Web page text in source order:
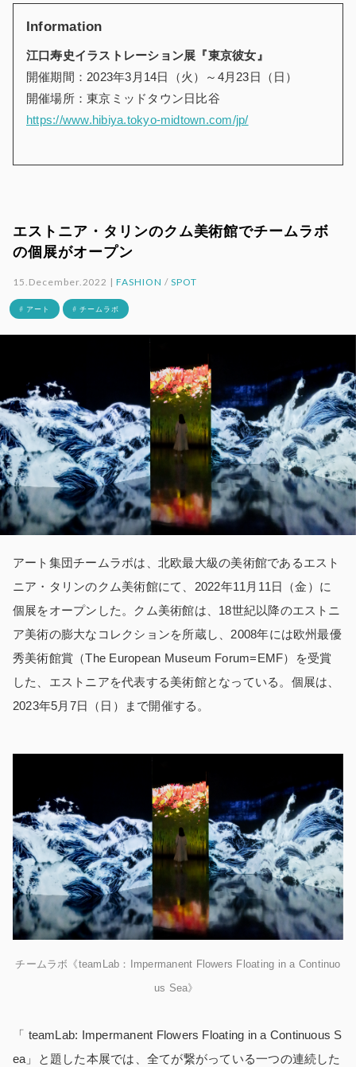
Information
江口寿史イラストレーション展『東京彼女』
開催期間：2023年3月14日（火）～4月23日（日）
開催場所：東京ミッドタウン日比谷
https://www.hibiya.tokyo-midtown.com/jp/
エストニア・タリンのクム美術館でチームラボ
の個展がオープン
15.December.2022 |FASHION / SPOT
# アート # チームラボ
アート集団チームラボは、北欧最大級の美術館であるエスト
ニア・タリンのクム美術館にて、2022年11月11日（金）に
個展をオープンした。クム美術館は、18世紀以降のエストニ
ア美術の膨大なコレクションを所蔵し、2008年には欧州最優
秀美術館賞（The European Museum Forum=EMF）を受賞
した、エストニアを代表する美術館となっている。 個展は、
2023年5月7日（日）まで開催する。
チームラボ《teamLab：Impermanent Flowers Floating in a Continuo
us Sea》
「 teamLab: Impermanent Flowers Floating in a Continuous S
ea」と題した本展では、全てが繋がっている一つの連続した